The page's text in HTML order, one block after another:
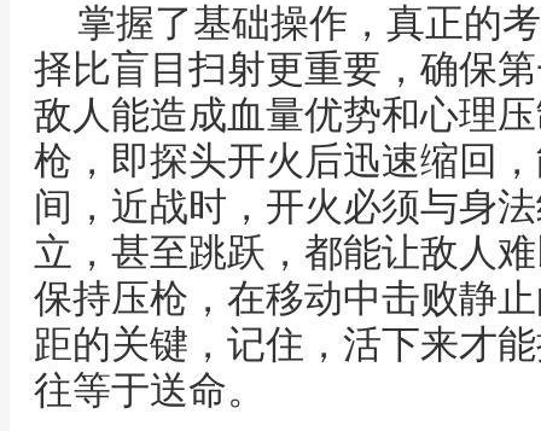
掌握了基础操作，真正的
择比盲目扫射更重要，确保
敌人能造成血量优势和心理
枪，即探头开火后迅速缩回
间，近战时，开火必须与身
立，甚至跳跃，都能让敌人
保持压枪，在移动中击败静
距的关键，记住，活下来才
往等于送命。